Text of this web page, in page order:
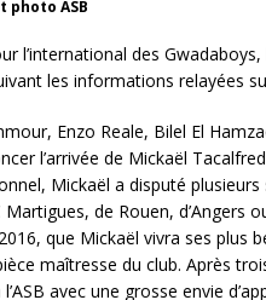
photo ASB
l’international des
les informations relayées
Enzo Reale, Bilel El
l’arrivée de Mickaël
Mickaël a disputé
de Rouen, d’Angers
que Mickaël vivra ses plus
maîtresse du club. Après
avec une grosse envie